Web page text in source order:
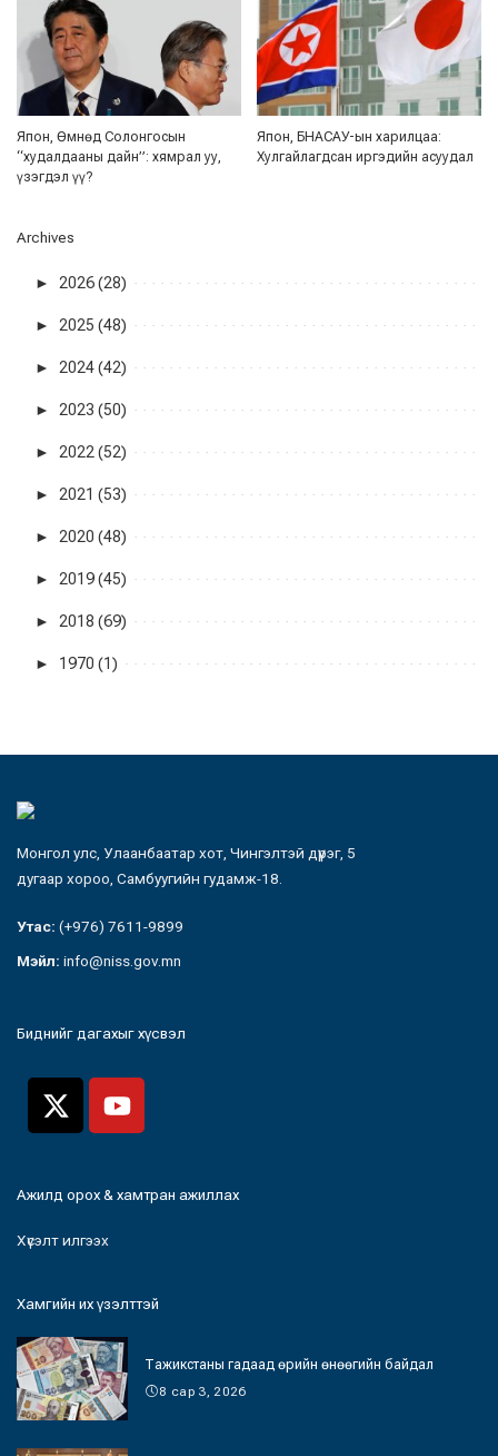
Япон, Өмнөд Солонгосын
“худалдааны дайн”: хямрал уу,
үзэгдэл үү?
Япон, БНАСАУ-ын харилцаа:
Хулгайлагдсан иргэдийн асуудал
Archives
► 2026 (28)
► 2025 (48)
► 2024 (42)
► 2023 (50)
► 2022 (52)
► 2021 (53)
► 2020 (48)
► 2019 (45)
► 2018 (69)
► 1970 (1)
Монгол улс, Улаанбаатар хот, Чингэлтэй дүүрэг, 5
дугаар хороо, Самбуугийн гудамж-18.
Утас: (+976) 7611-9899
Мэйл: info@niss.gov.mn
Биднийг дагахыг хүсвэл
Ажилд орох & хамтран ажиллах
Хүсэлт илгээх
Хамгийн их үзэлттэй
Тажикстаны гадаад өрийн өнөөгийн байдал
8 сар 3, 2026